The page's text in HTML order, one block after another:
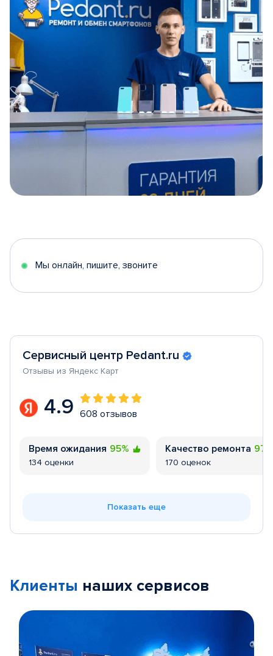
5
Мы онлайн, пишите, звоните
Сервисный центр Pedant.ru
Отзывы из Яндекс Карт
4.9 608 отзывов
Время ожидания 95%
134 оценки
Качество ремонта
170 оценок
Показать еще
Клиенты наших сервисов